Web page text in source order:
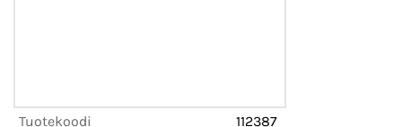
Tuotekoodi
112387